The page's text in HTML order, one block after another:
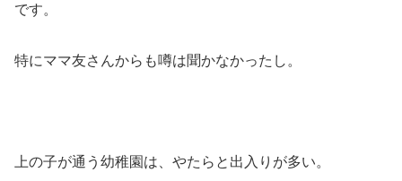
です。
特にママ友さんからも噂は聞かなかったし。
上の子が通う幼稚園は、やたらと出入りが多い。